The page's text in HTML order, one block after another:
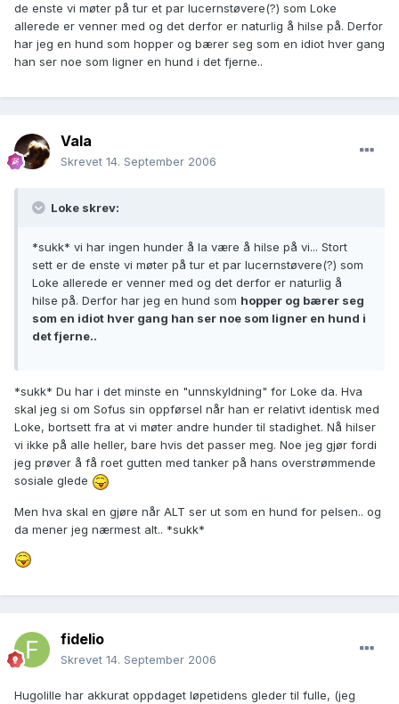
de enste vi møter på tur et par lucernstøvere(?) som Loke
allerede er venner med og det derfor er naturlig å hilse på. Derfor
har jeg en hund som hopper og bærer seg som en idiot hver gang
han ser noe som ligner en hund i det fjerne..
Vala
Skrevet 14. September 2006
Loke skrev:
*sukk* vi har ingen hunder å la være å hilse på vi... Stort
sett er de enste vi møter på tur et par lucernstøvere(?) som
Loke allerede er venner med og det derfor er naturlig å
hilse på. Derfor har jeg en hund som hopper og bærer seg
som en idiot hver gang han ser noe som ligner en hund i
det fjerne..
*sukk* Du har i det minste en "unnskyldning" for Loke da. Hva
skal jeg si om Sofus sin oppførsel når han er relativt identisk med
Loke, bortsett fra at vi møter andre hunder til stadighet. Nå hilser
vi ikke på alle heller, bare hvis det passer meg. Noe jeg gjør fordi
jeg prøver å få roet gutten med tanker på hans overstrømmende
sosiale glede
Men hva skal en gjøre når ALT ser ut som en hund for pelsen.. og
da mener jeg nærmest alt.. *sukk*
fidelio
Skrevet 14. September 2006
Hugolille har akkurat oppdaget løpetidens gleder til fulle, (jeg